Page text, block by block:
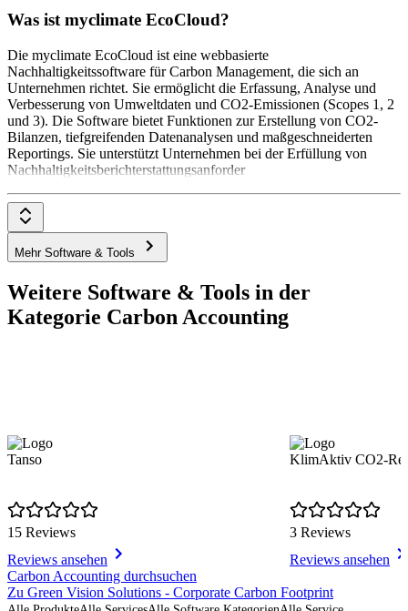
Was ist myclimate EcoCloud?
Die myclimate EcoCloud ist eine webbasierte
Nachhaltigkeitssoftware für Carbon Management, die sich an
Unternehmen richtet. Sie ermöglicht die Erfassung, Analyse und
Verbesserung von Umweltdaten und CO2-Emissionen (Scopes 1, 2
und 3). Die Software bietet Funktionen zur Erstellung von CO2-
Bilanzen, tiefgreifenden Datenanalysen und maßgeschneiderten
Reportings. Sie unterstützt Unternehmen bei der Erfüllung von
Nachhaltigkeitsberichterstattungsanforder
Mehr Software & Tools
Weitere Software & Tools in der
Kategorie Carbon Accounting
Tanso
15 Reviews
Reviews ansehen
KlimAktiv CO2-
3 Reviews
Reviews ansehen
Item
1
of
Carbon Accounting durchsuchen
Zu Green Vision Solutions - Corporate Carbon Footprint